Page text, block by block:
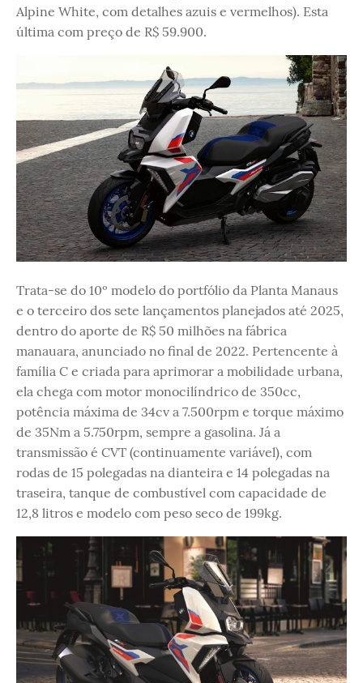
Alpine White, com detalhes azuis e vermelhos). Esta
última com preço de R$ 59.900.
Trata-se do 10º modelo do portfólio da Planta Manaus
e o terceiro dos sete lançamentos planejados até 2025,
dentro do aporte de R$ 50 milhões na fábrica
manauara, anunciado no final de 2022. Pertencente à
família C e criada para aprimorar a mobilidade urbana,
ela chega com motor monocilíndrico de 350cc,
potência máxima de 34cv a 7.500rpm e torque máximo
de 35Nm a 5.750rpm, sempre a gasolina. Já a
transmissão é CVT (continuamente variável), com
rodas de 15 polegadas na dianteira e 14 polegadas na
traseira, tanque de combustível com capacidade de
12,8 litros e modelo com peso seco de 199kg.